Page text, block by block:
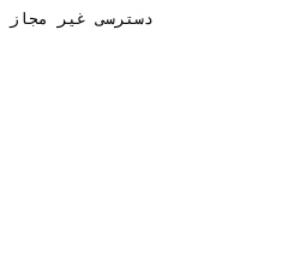
دسترسی غیر مجاز